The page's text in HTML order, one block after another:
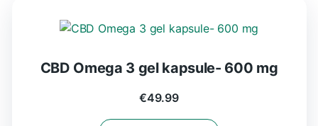
CBD Omega 3 gel kapsule- 600 mg
€49.99